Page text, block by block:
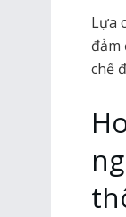
Lựa
đảm
chế